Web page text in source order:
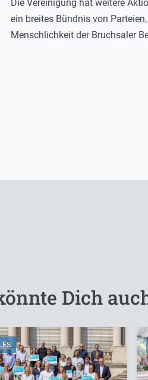
Die Vereinigung hat weitere
ein breites Bündnis von
Menschlichkeit der Bruchsaler
Dich